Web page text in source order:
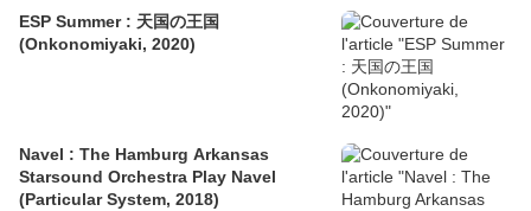
ESP Summer : 天国の王国
(Onkonomiyaki, 2020)
Navel : The Hamburg Arkansas
Starsound Orchestra Play Navel
(Particular System, 2018)